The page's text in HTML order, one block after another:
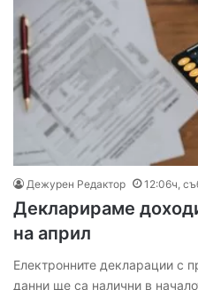
Дежурен Редактор 12:06ч,
Декларираме
на април
Електронните декларации с
данни ще са налични в